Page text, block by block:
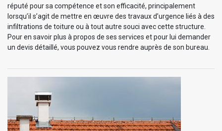
réputé pour sa compétence et son efficacité, principalement
lorsqu’il s’agit de mettre en œuvre des travaux d’urgence liés à des
infiltrations de toiture ou à tout autre souci avec cette structure.
Pour en savoir plus à propos de ses services et pour lui demander
un devis détaillé, vous pouvez vous rendre auprès de son bureau.